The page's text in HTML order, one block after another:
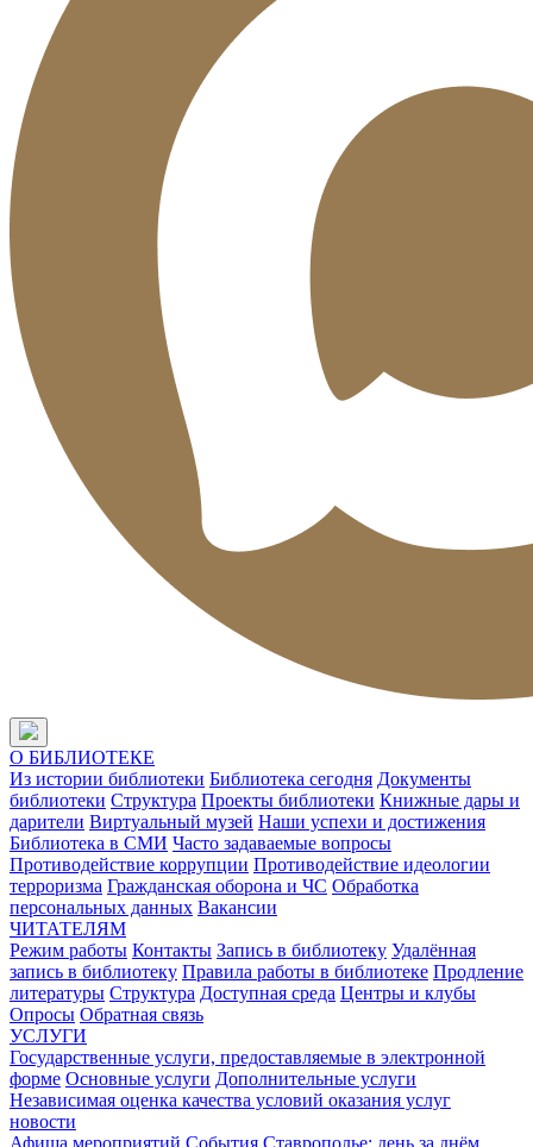
О БИБЛИОТЕКЕ
Из истории библиотеки Библиотека сегодня Документы
библиотеки Структура Проекты библиотеки Книжные дары и
дарители Виртуальный музей Наши успехи и достижения
Библиотека в СМИ Часто задаваемые вопросы
Противодействие коррупции Противодействие идеологии
терроризма Гражданская оборона и ЧС Обработка
персональных данных Вакансии
ЧИТАТЕЛЯМ
Режим работы Контакты Запись в библиотеку Удалённая
запись в библиотеку Правила работы в библиотеке Продление
литературы Структура Доступная среда Центры и клубы
Опросы Обратная связь
УСЛУГИ
Государственные услуги, предоставляемые в электронной
форме Основные услуги Дополнительные услуги
Независимая оценка качества условий оказания услуг
новости
Афиша мероприятий События Ставрополье: день за днём